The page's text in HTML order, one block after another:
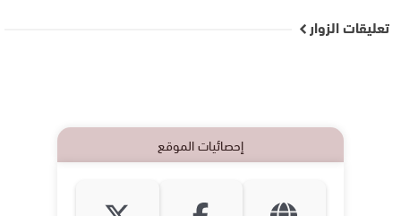
تعليقات الزوار
إحصائيات الموقع